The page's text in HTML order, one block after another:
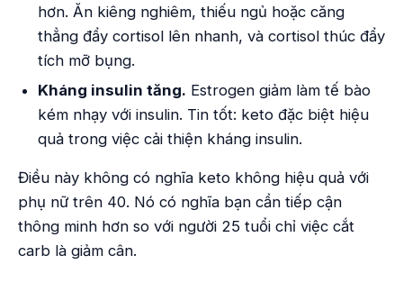
hơn. Ăn kiêng nghiêm, thiếu ngủ hoặc căng
thẳng đẩy cortisol lên nhanh, và cortisol thúc đẩy
tích mỡ bụng.
Kháng insulin tăng. Estrogen giảm làm tế bào
kém nhạy với insulin. Tin tốt: keto đặc biệt hiệu
quả trong việc cải thiện kháng insulin.
Điều này không có nghĩa keto không hiệu quả với
phụ nữ trên 40. Nó có nghĩa bạn cần tiếp cận
thông minh hơn so với người 25 tuổi chỉ việc cắt
carb là giảm cân.